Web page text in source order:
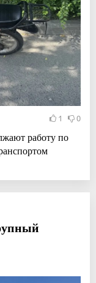
1 0
работу по